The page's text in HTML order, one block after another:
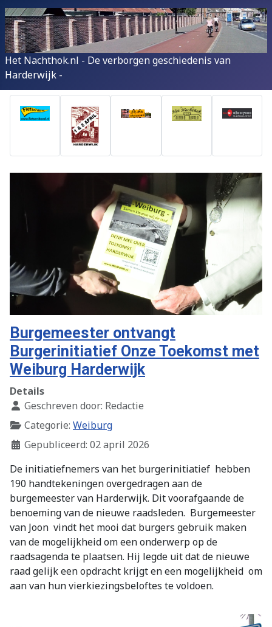
Het Nachthok.nl - De verborgen geschiedenis van
Harderwijk -
Burgemeester ontvangt
Burgerinitiatief Onze Toekomst met
Weiburg Harderwijk
Details
Geschreven door: Redactie
Categorie: Weiburg
Gepubliceerd: 02 april 2026
De initiatiefnemers van het burgerinitiatief hebben
190 handtekeningen overgedragen aan de
burgemeester van Harderwijk. Dit voorafgaande de
benoeming van de nieuwe raadsleden. Burgemeester
van Joon vindt het mooi dat burgers gebruik maken
van de mogelijkheid om een onderwerp op de
raadsagenda te plaatsen. Hij legde uit dat de nieuwe
raad gelijk een opdracht krijgt en een mogelijkheid om
aan van hun vierkiezingsbeloftes te voldoen.